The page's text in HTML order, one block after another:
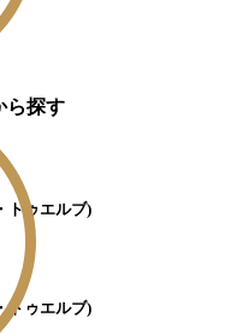
ら探す
トゥエルブ)
トゥエルブ)